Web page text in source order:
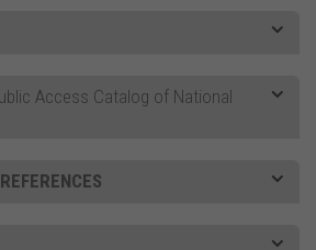
Access Catalog of National